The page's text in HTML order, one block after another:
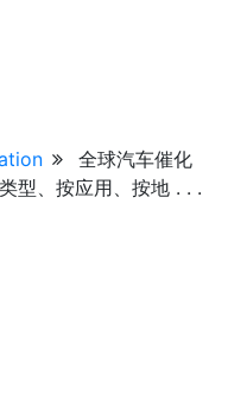
全球汽车催化
型、按应用、按地 . . .